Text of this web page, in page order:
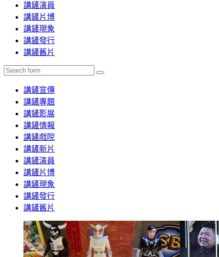
講鏟演員
講鏟片博
講鏟現象
講鏟發行
講鏟舊片
Search
講鏟宣傳
講鏟專題
講鏟影展
講鏟情報
講鏟戲院
講鏟新片
講鏟演員
講鏟片博
講鏟現象
講鏟發行
講鏟舊片